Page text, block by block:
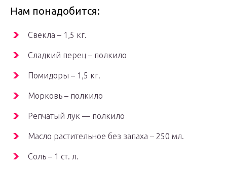
Нам понадобится:
Свекла – 1,5 кг.
Сладкий перец – полкило
Помидоры – 1,5 кг.
Морковь – полкило
Репчатый лук — полкило
Масло растительное без запаха – 250 мл.
Соль – 1 ст. л.